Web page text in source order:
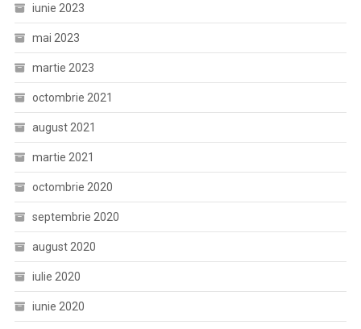
iunie 2023
mai 2023
martie 2023
octombrie 2021
august 2021
martie 2021
octombrie 2020
septembrie 2020
august 2020
iulie 2020
iunie 2020